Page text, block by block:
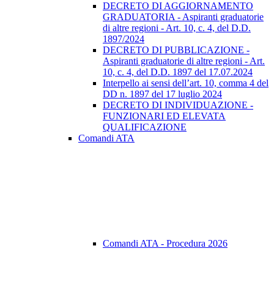
DECRETO DI AGGIORNAMENTO
GRADUATORIA - Aspiranti graduatorie
di altre regioni - Art. 10, c. 4, del D.D.
1897/2024
DECRETO DI PUBBLICAZIONE -
Aspiranti graduatorie di altre regioni - Art.
10, c. 4, del D.D. 1897 del 17.07.2024
Interpello ai sensi dell’art. 10, comma 4 del
DD n. 1897 del 17 luglio 2024
DECRETO DI INDIVIDUAZIONE -
FUNZIONARI ED ELEVATA
QUALIFICAZIONE
Comandi ATA
Comandi ATA - Procedura 2026